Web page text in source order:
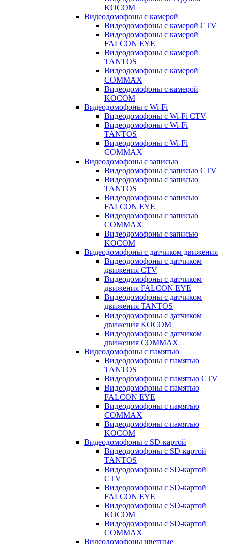
KOCOM
Видеодомофоны с камерой
Видеодомофоны с камерой CTV
Видеодомофоны с камерой
FALCON EYE
Видеодомофоны с камерой
TANTOS
Видеодомофоны с камерой
COMMAX
Видеодомофоны с камерой
KOCOM
Видеодомофоны с Wi-Fi
Видеодомофоны с Wi-Fi CTV
Видеодомофоны с Wi-Fi
TANTOS
Видеодомофоны с Wi-Fi
COMMAX
Видеодомофоны с записью
Видеодомофоны с записью CTV
Видеодомофоны с записью
TANTOS
Видеодомофоны с записью
FALCON EYE
Видеодомофоны с записью
COMMAX
Видеодомофоны с записью
KOCOM
Видеодомофоны с датчиком движения
Видеодомофоны с датчиком
движения CTV
Видеодомофоны с датчиком
движения FALCON EYE
Видеодомофоны с датчиком
движения TANTOS
Видеодомофоны с датчиком
движения KOCOM
Видеодомофоны с датчиком
движения COMMAX
Видеодомофоны с памятью
Видеодомофоны с памятью
TANTOS
Видеодомофоны с памятью CTV
Видеодомофоны с памятью
FALCON EYE
Видеодомофоны с памятью
COMMAX
Видеодомофоны с памятью
KOCOM
Видеодомофоны с SD-картой
Видеодомофоны с SD-картой
TANTOS
Видеодомофоны с SD-картой
CTV
Видеодомофоны с SD-картой
FALCON EYE
Видеодомофоны с SD-картой
KOCOM
Видеодомофоны с SD-картой
COMMAX
Видеодомофоны цветные